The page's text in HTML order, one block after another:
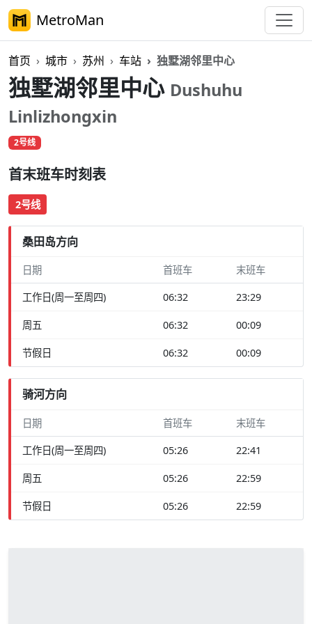
MetroMan
首页 城市 苏州 车站 独墅湖邻里中心
独墅湖邻里中心 Dushuhu
Linlizhongxin
2号线
首末班车时刻表
2号线
桑田岛方向
日期 首班车 末班车
工作日(周一至周四) 06:32 23:29
周五 06:32 00:09
节假日 06:32 00:09
骑河方向
日期 首班车 末班车
工作日(周一至周四) 05:26 22:41
周五 05:26 22:59
节假日 05:26 22:59